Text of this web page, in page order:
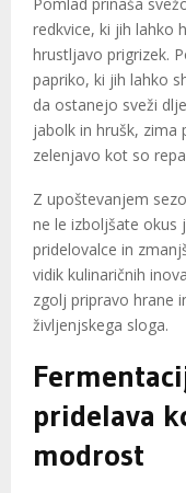
redkvice, ki jih lahko
hrustljavo prigrizek.
papriko, ki jih lahko
da ostanejo sveži
jabolk in hrušk, zima
zelenjavo kot so
Z upoštevanjem
ne le izboljšate okus
pridelovalce in
vidik kulinaričnih
zgolj pripravo hrane
življenjskega sloga.
pridelava
modrost